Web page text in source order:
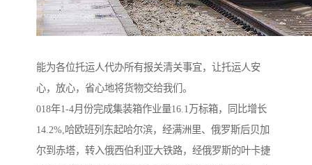
能为各位托运人代办所有报关清关事宜，让托运人安
心，放心，省心地将货物交给我们。
018年1-4月份完成集装箱作业量16.1万标箱，同比增长
14.2%,哈欧班列东起哈尔滨，经满洲里、俄罗斯后贝加
尔到赤塔，转入俄西伯利亚大铁路，经俄罗斯的叶卡捷